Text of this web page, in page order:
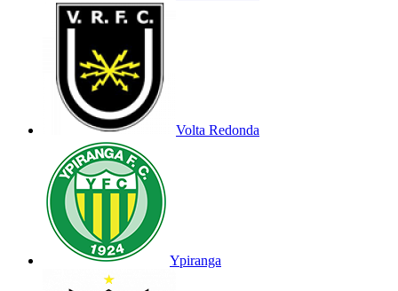
Volta Redonda
Ypiranga